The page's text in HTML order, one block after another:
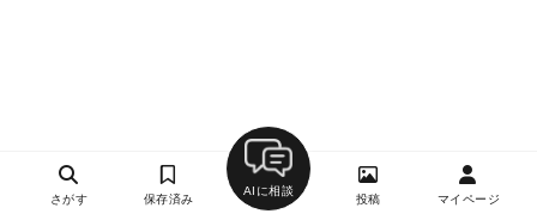
さがす 保存済み
AIに相談
投稿 マイページ